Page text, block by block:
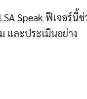
Speak ฟีเจอร์นี้ช่
และประเมินอย่าง